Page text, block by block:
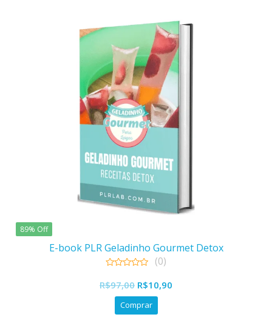
89% Off
E-book PLR Geladinho Gourmet Detox
out
of
(0)
R$97,00 O
preço
original
R$10,90
Comprar